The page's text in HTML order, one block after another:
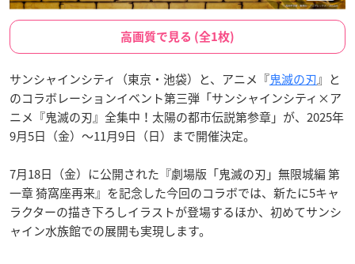
高画質で見る (全1枚)
サンシャインシティ（東京・池袋）と、アニメ『鬼滅の刃』と
のコラボレーションイベント第三弾「サンシャインシティ×ア
ニメ『鬼滅の刃』全集中！太陽の都市伝説第参章」が、2025年
9月5日（金）〜11月9日（日）まで開催決定。
7月18日（金）に公開された『劇場版「鬼滅の刃」無限城編 第
一章 猗窩座再来』を記念した今回のコラボでは、新たに5キャ
ラクターの描き下ろしイラストが登場するほか、初めてサンシ
ャイン水族館での展開も実現します。